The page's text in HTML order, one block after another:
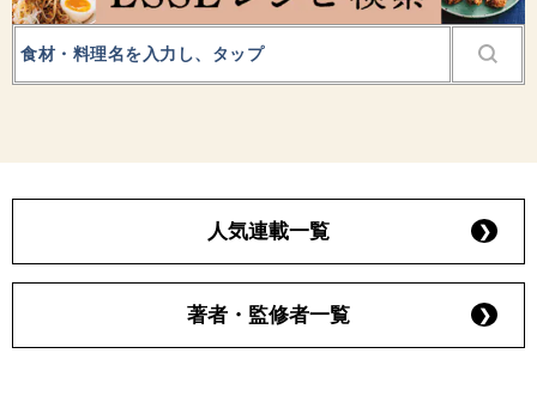
人気連載一覧
著者・監修者一覧